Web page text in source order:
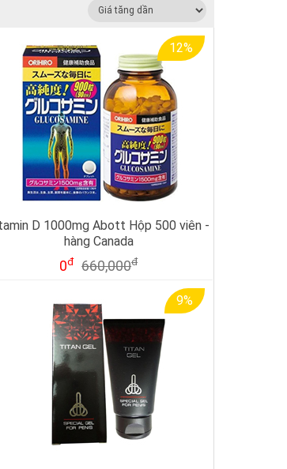
12%
D 1000mg Abott Hộp 500 viên -
hàng Canada
0đ 660,000đ
9%